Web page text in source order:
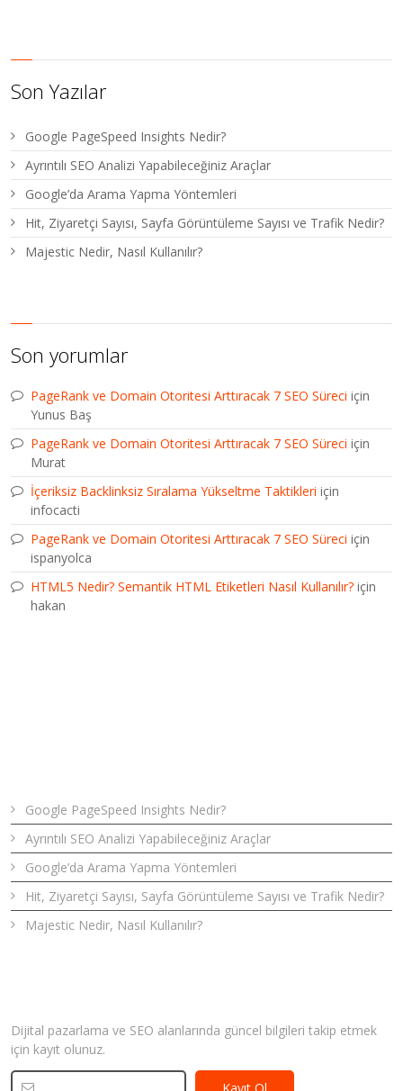
Son Yazılar
Google PageSpeed Insights Nedir?
Ayrıntılı SEO Analizi Yapabileceğiniz Araçlar
Google’da Arama Yapma Yöntemleri
Hit, Ziyaretçi Sayısı, Sayfa Görüntüleme Sayısı ve Trafik Nedir?
Majestic Nedir, Nasıl Kullanılır?
Son yorumlar
PageRank ve Domain Otoritesi Arttıracak 7 SEO Süreci için
Yunus Baş
PageRank ve Domain Otoritesi Arttıracak 7 SEO Süreci için
Murat
İçeriksiz Backlinksiz Sıralama Yükseltme Taktikleri için
infocacti
PageRank ve Domain Otoritesi Arttıracak 7 SEO Süreci için
ispanyolca
HTML5 Nedir? Semantik HTML Etiketleri Nasıl Kullanılır? için
hakan
Google PageSpeed Insights Nedir?
Ayrıntılı SEO Analizi Yapabileceğiniz Araçlar
Google’da Arama Yapma Yöntemleri
Hit, Ziyaretçi Sayısı, Sayfa Görüntüleme Sayısı ve Trafik Nedir?
Majestic Nedir, Nasıl Kullanılır?
Dijital pazarlama ve SEO alanlarında güncel bilgileri takip etmek
için kayıt olunuz.